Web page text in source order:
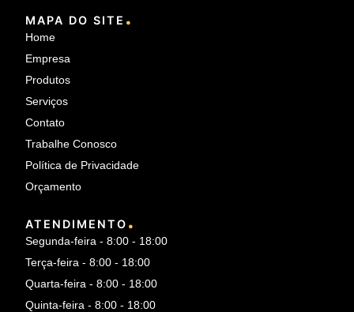
MAPA DO SITE .
Home
Empresa
Produtos
Serviços
Contato
Trabalhe Conosco
Política de Privacidade
Orçamento
ATENDIMENTO .
Segunda-feira - 8:00 - 18:00
Terça-feira - 8:00 - 18:00
Quarta-feira - 8:00 - 18:00
Quinta-feira - 8:00 - 18:00